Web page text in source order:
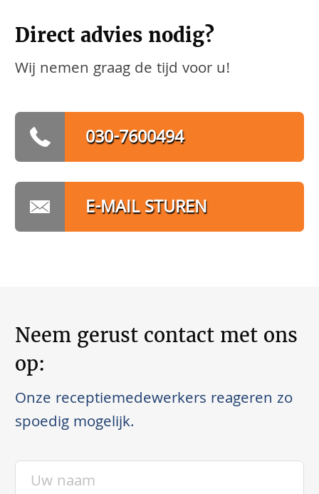
Direct advies nodig?
Wij nemen graag de tijd voor u!
030-7600494
E-MAIL STUREN
Neem gerust contact met ons
op:
Onze receptiemedewerkers reageren zo
spoedig mogelijk.